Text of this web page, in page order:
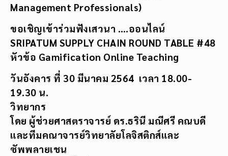
Management Professionals)
ขอเชิญเข้าร่วมฟังเสวนา ….ออนไลน์
SRIPATUM SUPPLY CHAIN ROUND TABLE #48
หัวข้อ Gamification Online Teaching
วันอังคาร ที่ 30 มีนาคม 2564 เวลา 18.00-
19.30 น.
วิทยากร
โดย ผู้ช่วยศาสตราจารย์ ดร.ธรินี มณีศรี คณบดี
และทีมคณาจารย์วิทยาลัยโลจิสติกส์และ
ซัพพลายเชน